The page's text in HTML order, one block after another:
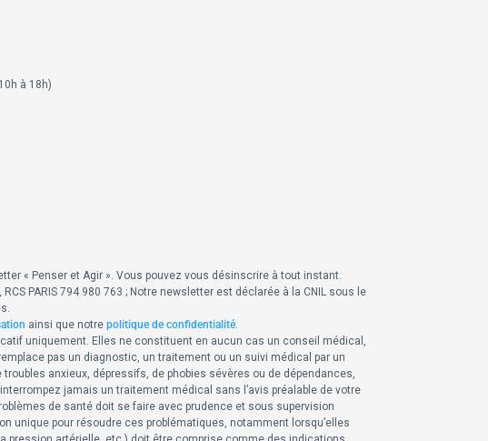
à 18h)
« Penser et Agir ». Vous pouvez vous désinscrire à tout instant.
RCS PARIS 794 980 763 ; Notre newsletter est déclarée à la CNIL sous le
ainsi que notre politique de confidentialité.
uniquement. Elles ne constituent en aucun cas un conseil médical,
pas un diagnostic, un traitement ou un suivi médical par un
anxieux, dépressifs, de phobies sévères ou de dépendances,
jamais un traitement médical sans l’avis préalable de votre
de santé doit se faire avec prudence et sous supervision
unique pour résoudre ces problématiques, notamment lorsqu’elles